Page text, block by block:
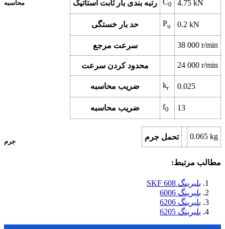
محاسبه
رتبه بندی بار ثابت استاتیک C0 4.75 kN
حد بار خستگی Pu 0.2 kN
سرعت مرجع 38 000 r/min
محدود کردن سرعت 24 000 r/min
ضریب محاسبه kr 0.025
ضریب محاسبه f0 13
جرم
تحمل جرم 0.065 kg
مطالب مرتبط:
بلبرینگ 608 SKF
بلبرینگ 6006
بلبرینگ 6206
بلبرینگ 6205